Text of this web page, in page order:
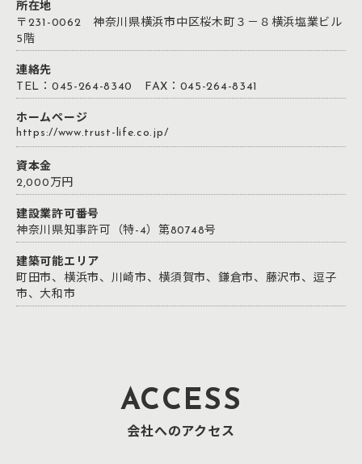
所在地
〒231-0062 神奈川県横浜市中区桜木町３－８横浜塩業ビル
5階
連絡先
TEL：045-264-8340 FAX：045-264-8341
ホームページ
https://www.trust-life.co.jp/
資本金
2,000万円
建設業許可番号
神奈川県知事許可（特-4）第80748号
建築可能エリア
町田市、横浜市、川崎市、横須賀市、鎌倉市、藤沢市、逗子
市、大和市
ACCESS
会社へのアクセス